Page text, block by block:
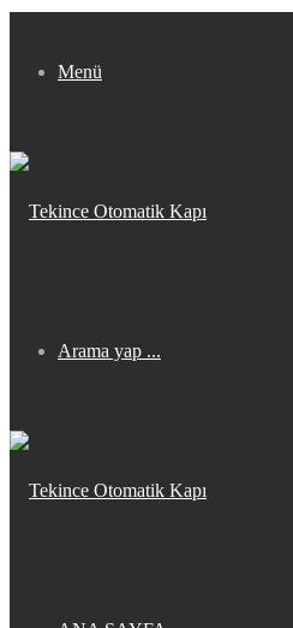
Menü
Arama yap ...